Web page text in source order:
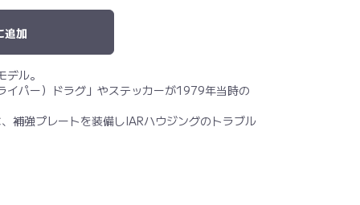
追加
ル。
パー）ドラグ」やステッカーが1979年当時の
補強プレートを装備しIARハウジングのトラブル